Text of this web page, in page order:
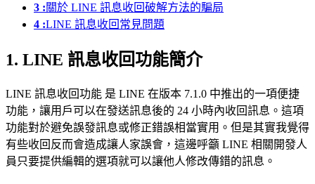
3 :關於 LINE 訊息收回破解方法的騙局
4 :LINE 訊息收回常見問題
1. LINE 訊息收回功能簡介
LINE 訊息收回功能 是 LINE 在版本 7.1.0 中推出的一項便捷
功能，讓用戶可以在發送訊息後的 24 小時內收回訊息。這項
功能對於避免誤發訊息或修正錯誤相當實用。但是其實我覺得
有些收回反而會造成讓人家誤會，這邊呼籲 LINE 相關開發人
員只要提供編輯的選項就可以讓他人修改傳錯的訊息。